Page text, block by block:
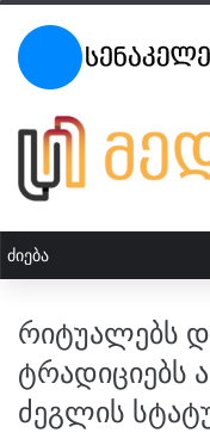
რიტუალებს
ტრადიციებს
ძეგლის